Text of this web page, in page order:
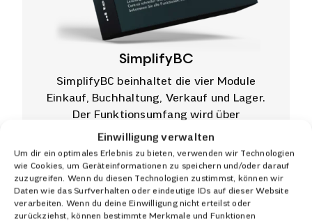
Einwilligung verwalten
Um dir ein optimales Erlebnis zu bieten, verwenden wir Technologien
wie Cookies, um Geräteinformationen zu speichern und/oder darauf
zuzugreifen. Wenn du diesen Technologien zustimmst, können wir
Daten wie das Surfverhalten oder eindeutige IDs auf dieser Website
verarbeiten. Wenn du deine Einwilligung nicht erteilst oder
zurückziehst, können bestimmte Merkmale und Funktionen
SimplifyBC
SimplifyBC beinhaltet die vier Module
Einkauf, Buchhaltung, Verkauf und Lager.
Der Funktionsumfang wird über
zertifizierte Apps erweitert.
Jetzt SimplifyBC entdecken